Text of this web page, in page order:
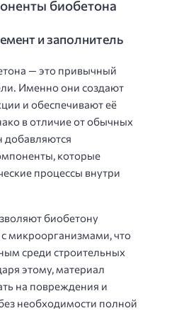
биобетона
и заполнитель
— это привычный
Именно они создают
и обеспечивают её
в отличие от обычных
добавляются
которые
процессы внутри
биобетону
микроорганизмами, что
среди строительных
этому, материал
на повреждения и
необходимости полной